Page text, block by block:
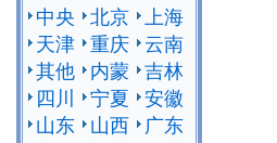
中央 北京
上海
天津 重庆 云南
其他 内蒙 吉林
四川
宁夏 安徽
山东 山西
广东